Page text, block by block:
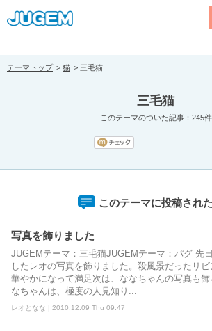
[pear_error: message="Success" code=0
prefix="" info=""]
テーマトップ 猫 三毛猫
三毛猫
このテーマのついた記事：245件
このテーマに投稿され
写真を飾りました
JUGEMテーマ：三毛猫JUGEMテーマ：パグ 先
したレオの写真を飾りました。殺風景だったリ
華やかになって満足次は、ななちゃんの写真も飾
なちゃんは、極度の人見知り...
レオとなな | 2010.12.09 Thu 09:47